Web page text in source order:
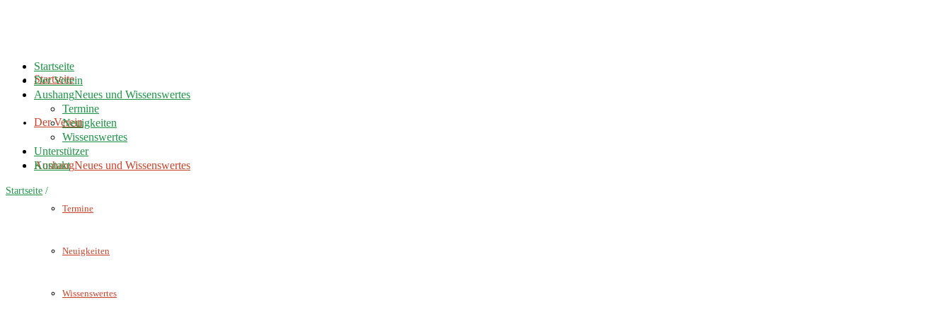
Startseite
Der Verein
AushangNeues und Wissenswertes
Termine
Neuigkeiten
Wissenswertes
Startseite
Der Verein
AushangNeues und Wissenswertes
Termine
Neuigkeiten
Wissenswertes
Unterstützer
Kontakt
Startseite /